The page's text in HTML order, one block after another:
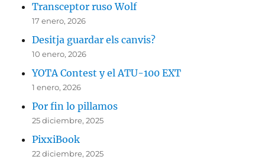
Transceptor ruso Wolf
17 enero, 2026
Desitja guardar els canvis?
10 enero, 2026
YOTA Contest y el ATU-100 EXT
1 enero, 2026
Por fin lo pillamos
25 diciembre, 2025
PixxiBook
22 diciembre, 2025